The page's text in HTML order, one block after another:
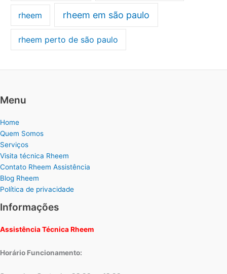
rheem rheem em são paulo
rheem perto de são paulo
Menu
Home
Quem Somos
Serviços
Visita técnica Rheem
Contato Rheem Assistência
Blog Rheem
Política de privacidade
Informações
Assistência Técnica Rheem
Horário Funcionamento: